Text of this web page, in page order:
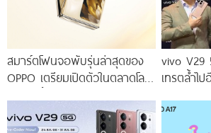
สมาร์ตโฟนจอพับรุ่นล่าสุดของ
OPPO เตรียมเปิดตัวในตลาดโลก
vivo V29
เทรตล้ำไ
โดดเด่นด้